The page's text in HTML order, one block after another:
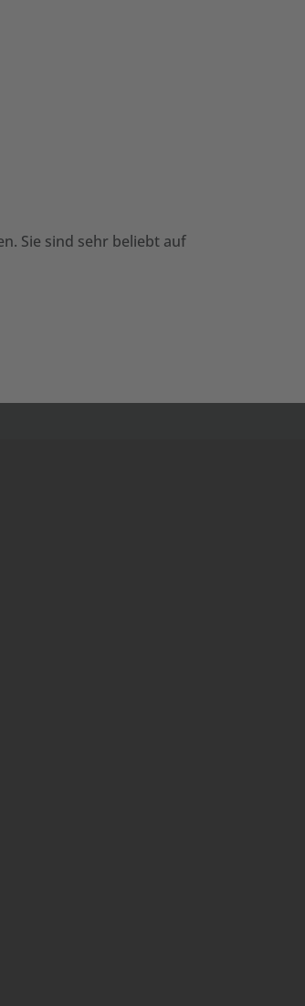
Sie sind sehr beliebt auf